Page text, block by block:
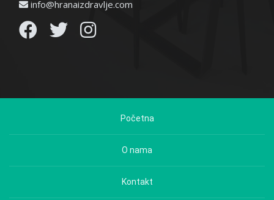
info@hranaizdravlje.com
Početna
O nama
Kontakt